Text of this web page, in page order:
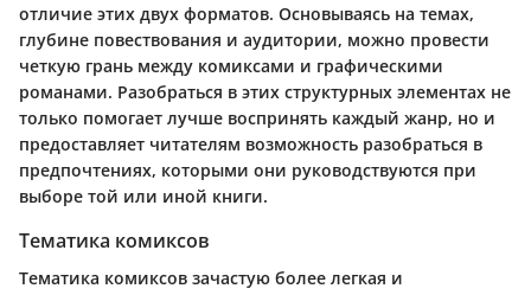
отличие этих двух форматов. Основываясь на темах,
глубине повествования и аудитории, можно провести
четкую грань между комиксами и графическими
романами. Разобраться в этих структурных элементах не
только помогает лучше воспринять каждый жанр, но и
предоставляет читателям возможность разобраться в
предпочтениях, которыми они руководствуются при
выборе той или иной книги.
Тематика комиксов
Тематика комиксов зачастую более легкая и